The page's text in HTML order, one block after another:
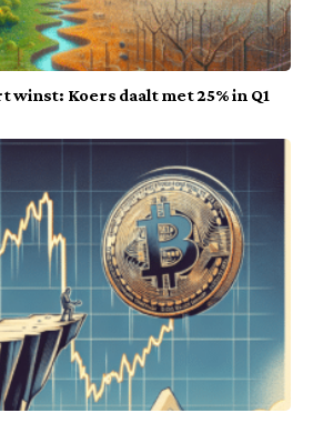
winst: Koers daalt met 25% in Q1